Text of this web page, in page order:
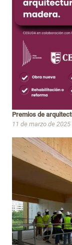
Premios de
11 de marzo de 2025